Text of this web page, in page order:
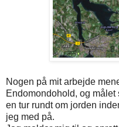
Nogen på mit arbejde
Endomondohold, og
en tur rundt om jorden
jeg med på.